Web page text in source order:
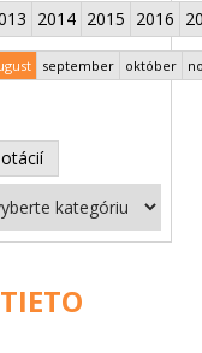
2014 2015 2016
september október